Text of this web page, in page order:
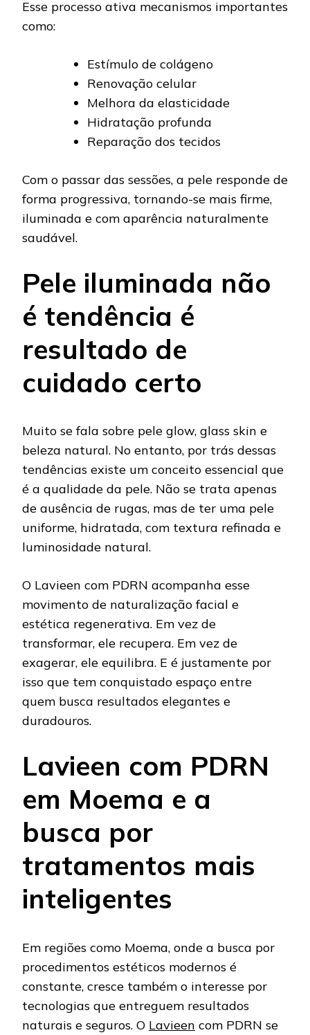
Esse processo ativa mecanismos importantes
como:
Estímulo de colágeno
Renovação celular
Melhora da elasticidade
Hidratação profunda
Reparação dos tecidos
Com o passar das sessões, a pele responde de
forma progressiva, tornando-se mais firme,
iluminada e com aparência naturalmente
saudável.
Pele iluminada não
é tendência é
resultado de
cuidado certo
Muito se fala sobre pele glow, glass skin e
beleza natural. No entanto, por trás dessas
tendências existe um conceito essencial que
é a qualidade da pele. Não se trata apenas
de ausência de rugas, mas de ter uma pele
uniforme, hidratada, com textura refinada e
luminosidade natural.
O Lavieen com PDRN acompanha esse
movimento de naturalização facial e
estética regenerativa. Em vez de
transformar, ele recupera. Em vez de
exagerar, ele equilibra. E é justamente por
isso que tem conquistado espaço entre
quem busca resultados elegantes e
duradouros.
Lavieen com PDRN
em Moema e a
busca por
tratamentos mais
inteligentes
Em regiões como Moema, onde a busca por
procedimentos estéticos modernos é
constante, cresce também o interesse por
tecnologias que entreguem resultados
naturais e seguros. O Lavieen com PDRN se